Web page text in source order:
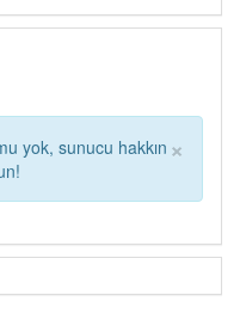
×
yok, sunucu hakkın